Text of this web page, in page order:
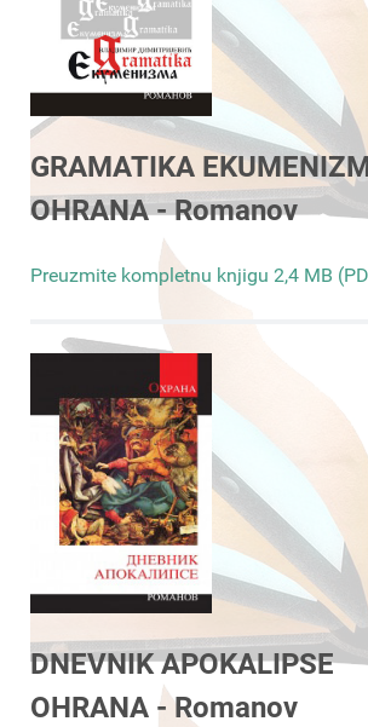
GRAMATIKA
OHRANA - Romanov
Preuzmite kompletnu knjigu 2,4 MB
DNEVNIK APOKALIPSE
OHRANA - Romanov